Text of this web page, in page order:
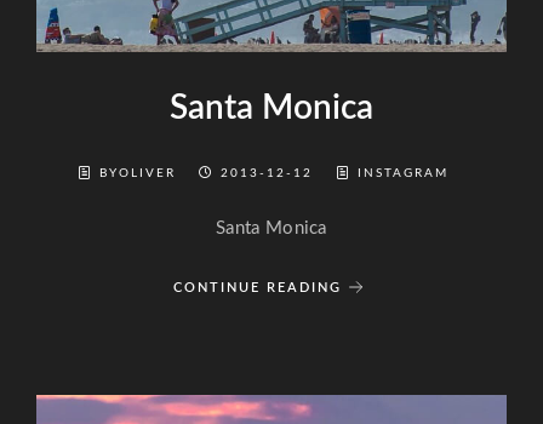
Santa Monica
BYOLIVER 2013-12-12 INSTAGRAM
Santa Monica
CONTINUE READING